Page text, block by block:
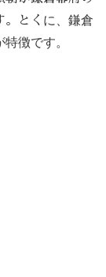
とく に、鎌倉
徴です。